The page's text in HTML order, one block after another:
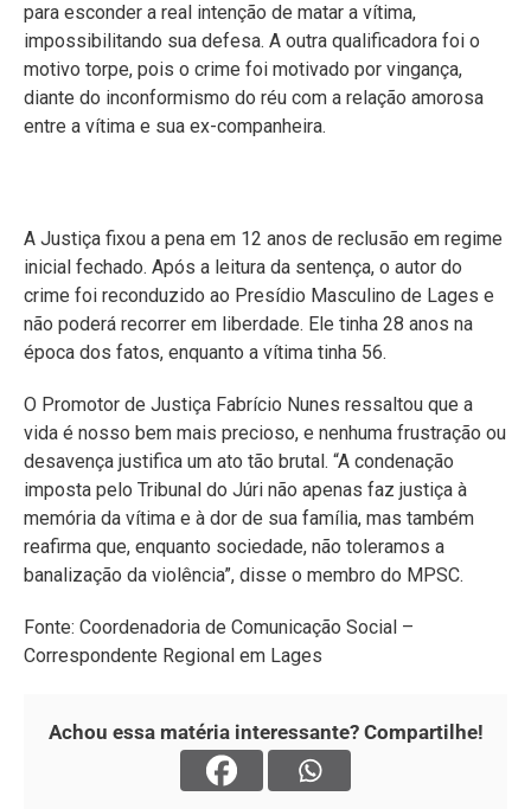
para esconder a real intenção de matar a vítima,
impossibilitando sua defesa. A outra qualificadora foi o
motivo torpe, pois o crime foi motivado por vingança,
diante do inconformismo do réu com a relação amorosa
entre a vítima e sua ex-companheira.
A Justiça fixou a pena em 12 anos de reclusão em regime
inicial fechado. Após a leitura da sentença, o autor do
crime foi reconduzido ao Presídio Masculino de Lages e
não poderá recorrer em liberdade. Ele tinha 28 anos na
época dos fatos, enquanto a vítima tinha 56.
O Promotor de Justiça Fabrício Nunes ressaltou que a
vida é nosso bem mais precioso, e nenhuma frustração ou
desavença justifica um ato tão brutal. “A condenação
imposta pelo Tribunal do Júri não apenas faz justiça à
memória da vítima e à dor de sua família, mas também
reafirma que, enquanto sociedade, não toleramos a
banalização da violência”, disse o membro do MPSC.
Fonte: Coordenadoria de Comunicação Social –
Correspondente Regional em Lages
Achou essa matéria interessante? Compartilhe!